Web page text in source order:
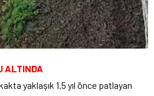
ALTINDA
yaklaşık 1.5 yıl önce patlayan